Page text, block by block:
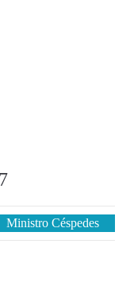
Ministro Céspedes